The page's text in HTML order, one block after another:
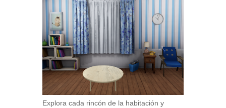
Explora cada rincón de la habitación y